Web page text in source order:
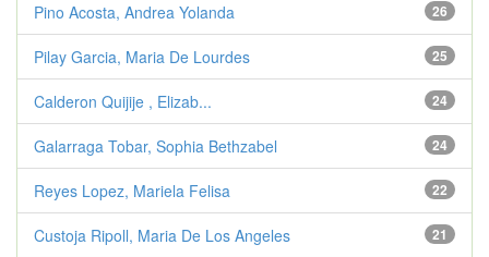
26
Pino Acosta, Andrea Yolanda
25
Pilay Garcia, Maria De Lourdes
24
Calderon Quijije , Elizab...
24
Galarraga Tobar, Sophia Bethzabel
22
Reyes Lopez, Mariela Felisa
21
Custoja Ripoll, Maria De Los Angeles